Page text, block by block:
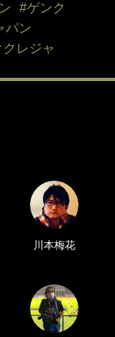
#ゲンク
パン
レジャ
川本梅花